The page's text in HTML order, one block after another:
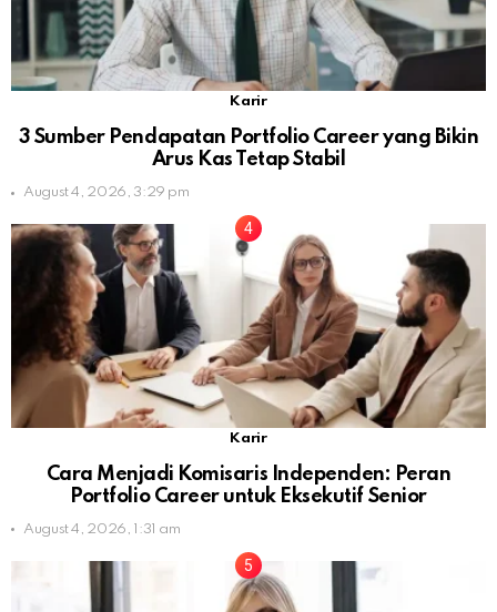
Karir
3 Sumber Pendapatan Portfolio Career yang Bikin
Arus Kas Tetap Stabil
August 4, 2026, 3:29 pm
Karir
Cara Menjadi Komisaris Independen: Peran
Portfolio Career untuk Eksekutif Senior
August 4, 2026, 1:31 am